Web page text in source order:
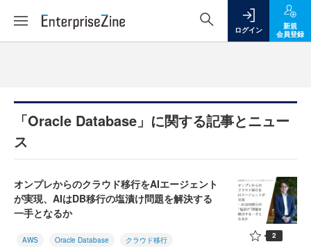
ログイン
新規
会員登録
「Oracle Database」に関する記事とニュー
ス
オンプレからのクラウド移行をAIエージェント
が実現、AIはDB移行の塩漬け問題を解決する
一手となるか
AWS Oracle Database クラウド移行 2